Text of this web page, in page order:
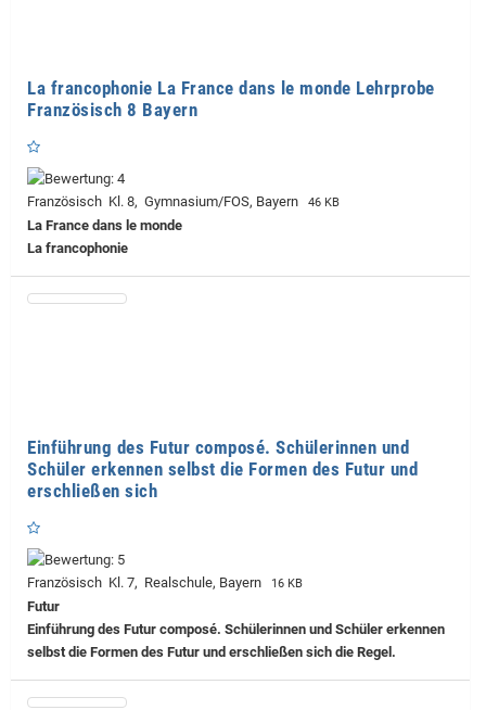
La francophonie La France dans le monde Lehrprobe
Französisch 8 Bayern
Französisch Kl. 8, Gymnasium/FOS, Bayern 46 KB
La France dans le monde
La francophonie
Einführung des Futur composé. Schülerinnen und
Schüler erkennen selbst die Formen des Futur und
erschließen sich
Französisch Kl. 7, Realschule, Bayern 16 KB
Futur
Einführung des Futur composé. Schülerinnen und Schüler erkennen
selbst die Formen des Futur und erschließen sich die Regel.